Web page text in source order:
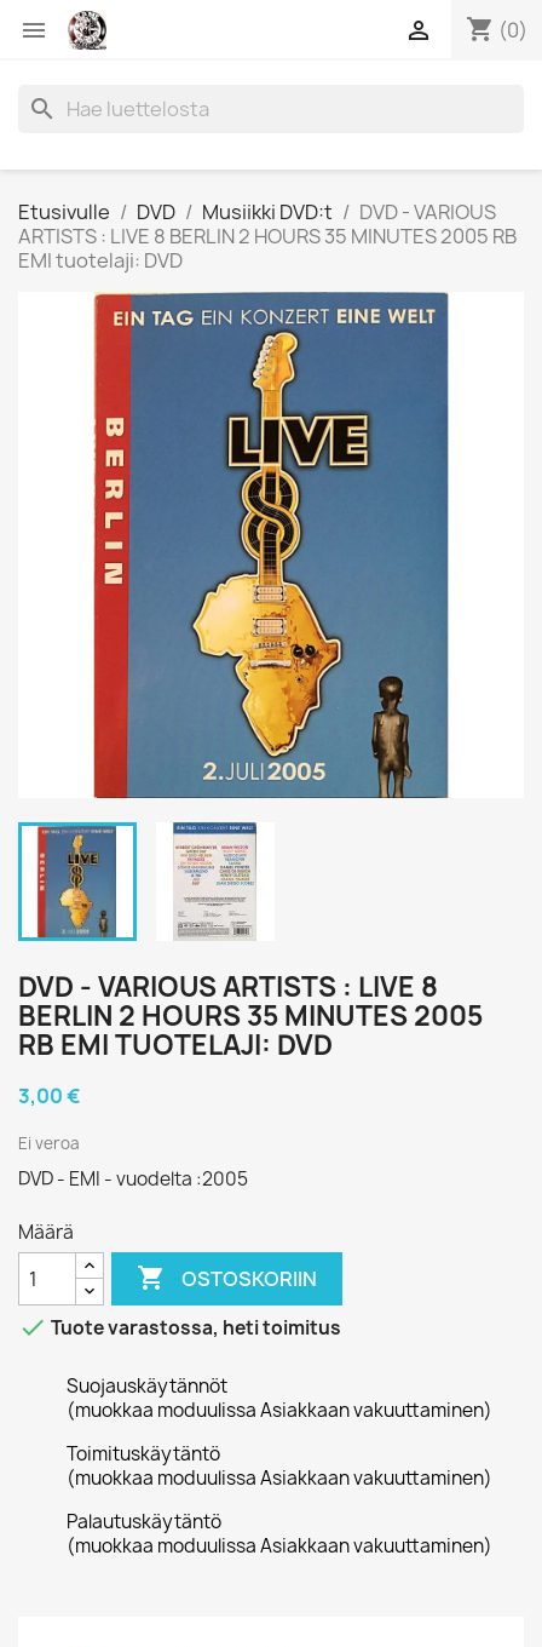
 shopping_cart (0)

search
Etusivulle DVD Musiikki DVD:t
DVD - VARIOUS
ARTISTS : LIVE 8 BERLIN 2 HOURS 35 MINUTES 2005 RB
EMI tuotelaji: DVD
DVD - VARIOUS ARTISTS : LIVE 8
BERLIN 2 HOURS 35 MINUTES 2005
RB EMI TUOTELAJI: DVD
3,00 €
Ei veroa
DVD - EMI - vuodelta :2005
Määrä
 OSTOSKORIIN
 Tuote varastossa, heti toimitus
Suojauskäytännöt
(muokkaa moduulissa Asiakkaan vakuuttaminen)
Toimituskäytäntö
(muokkaa moduulissa Asiakkaan vakuuttaminen)
Palautuskäytäntö
(muokkaa moduulissa Asiakkaan vakuuttaminen)